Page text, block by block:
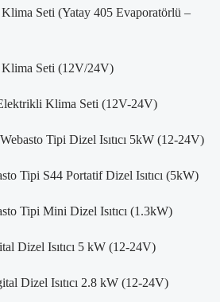
Seti (Yatay 405 Evaporatörlü –
Seti (12V/24V)
Klima Seti (12V-24V)
Tipi Dizel Isıtıcı 5kW (12-24V)
Tipi S44 Portatif Dizel Isıtıcı (5kW)
Tipi Mini Dizel Isıtıcı (1.3kW)
Dizel Isıtıcı 5 kW (12-24V)
Dizel Isıtıcı 2.8 kW (12-24V)